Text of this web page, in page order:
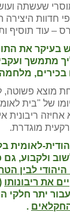
שעשתה
חדוות היצירה
– עוד תוסיף
בעיקר את
מתמשך
בכירים,
מוצא פשוטה,
של "בית
ריבונית
מוגדרת.
לאומית
ולקבוע, גם
לבין
את ריבונותו
יתר חלקי
.